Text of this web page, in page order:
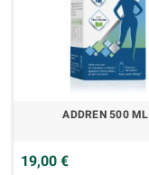
ADDREN 500 ML
19,00 €